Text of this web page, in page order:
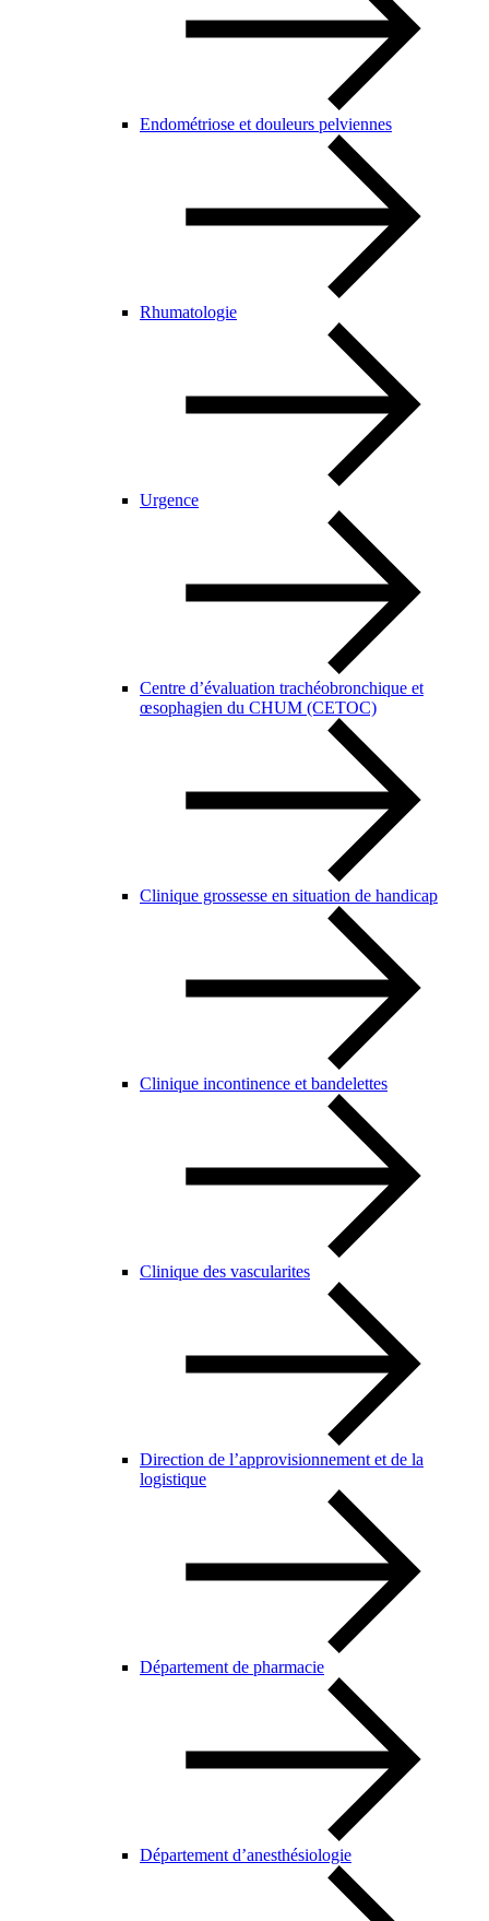
Endométriose et douleurs pelviennes
Rhumatologie
Urgence
Centre d’évaluation trachéobronchique et
œsophagien du CHUM (CETOC)
Clinique grossesse en situation de handicap
Clinique incontinence et bandelettes
Clinique des vascularites
Direction de l’approvisionnement et de la
logistique
Département de pharmacie
Département d’anesthésiologie